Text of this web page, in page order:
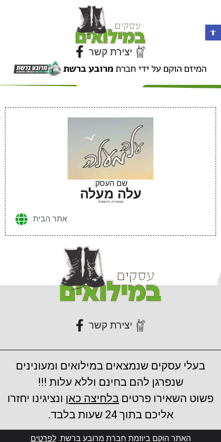
פתח סרגל נגישות
יצירת קשר
שם העסק:
עלה מעלה
קטגוריה: הרצאות
אתר הבית
יצירת קשר
בעלי עסקים שנמצאים במילואים ומעונינים
שנפרגן להם בחינם וללא עלות !!!
פשוט השאירו פרטים בלחיצה כאן ונציגינו יחזרו
אליכם בתוך 24 שעות בלבד.
האתר הוקם ביוזמת חברת מרובע ברשת.לפרטים